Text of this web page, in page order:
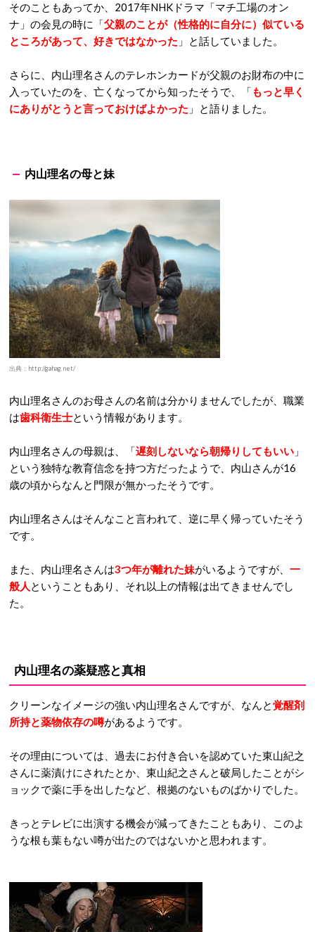
そのこともあってか、2017年NHKドラマ「マチ工場のオン
ナ」の会見の時に「父親のことが（性格的に自分に）似ている
ところがあって、好きではなかった 」と話していました。
さらに、内山理名さんのテレホンカードが父親のお財布の中に
入っていたのを、亡くなってから知ったそうで、「もっと早く
にありがとうと言っておけばよかった 」と語りました。
内山理名の母と妹
出典：http://gahag.net/
内山理名さんのお母さんの名前は分かりませんでしたが、職業
は歯科衛生士という情報があります。
内山理名さんの母親は、「遅刻しないなら朝帰りしてもいい 」
という独特な教育信念を持つ方だったようで、内山さんが16
歳の頃からなんと門限が無かったそうです。
内山理名さんはそんなこと言われて、逆に早く帰っていたそう
です。
また、内山理名さんは3つ年が離れた妹がいるようですが、 一
般人 ということもあり、それ以上の情報は出てきませんでし
た。
内山理名の薬疑惑と真相
クリーンなイメージの強い内山理名さんですが、なんと覚醒剤
所持と薬物依存の噂があるようです。
その理由については、過去にお付き合いを認めていた東山紀之
さんに薬漬けにされたとか、東山紀之さんと破局したことがシ
ョックで薬に手を出したなど、根拠のないものばかりでした。
きっとテレビに出演する機会が減ってきたこともあり、このよ
うな根も葉もない噂が出たのではないかと思われます。